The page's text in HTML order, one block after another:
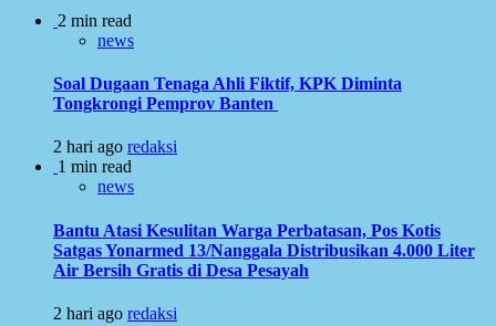
2 min read
news
Soal Dugaan Tenaga Ahli Fiktif, KPK Diminta
Tongkrongi Pemprov Banten
2 hari ago redaksi
1 min read
news
Bantu Atasi Kesulitan Warga Perbatasan, Pos Kotis
Satgas Yonarmed 13/Nanggala Distribusikan 4.000 Liter
Air Bersih Gratis di Desa Pesayah
2 hari ago redaksi